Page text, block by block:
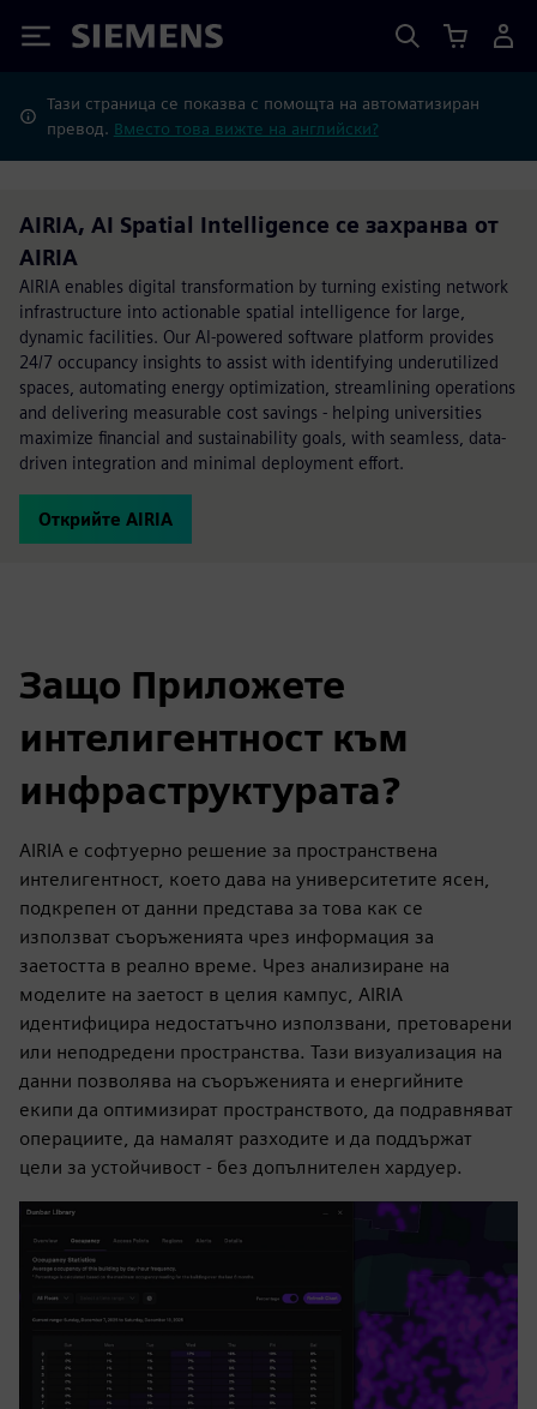
Siemens
Тази страница се показва с помощта на автоматизиран
превод. Вместо това вижте на английски?
AIRIA, AI Spatial Intelligence се захранва от
AIRIA
AIRIA enables digital transformation by turning existing network
infrastructure into actionable spatial intelligence for large,
dynamic facilities. Our AI-powered software platform provides
24/7 occupancy insights to assist with identifying underutilized
spaces, automating energy optimization, streamlining operations
and delivering measurable cost savings - helping universities
maximize financial and sustainability goals, with seamless, data-
driven integration and minimal deployment effort.
Открийте AIRIA
Защо Приложете
интелигентност към
инфраструктурата?
AIRIA е софтуерно решение за пространствена
интелигентност, което дава на университетите ясен,
подкрепен от данни представа за това как се
използват съоръженията чрез информация за
заетостта в реално време. Чрез анализиране на
моделите на заетост в целия кампус, AIRIA
идентифицира недостатъчно използвани, претоварени
или неподредени пространства. Тази визуализация на
данни позволява на съоръженията и енергийните
екипи да оптимизират пространството, да подравняват
операциите, да намалят разходите и да поддържат
цели за устойчивост - без допълнителен хардуер.